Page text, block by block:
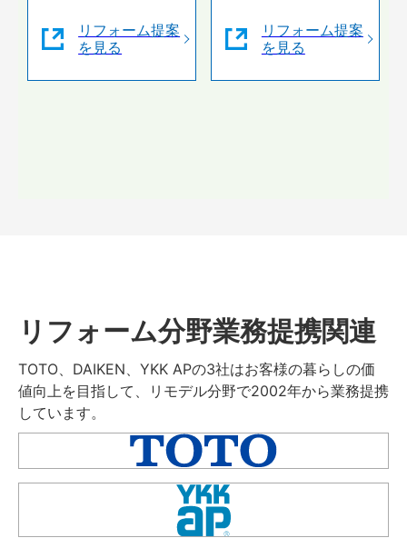
リフォーム提案
を見る
リフォーム提案
を見る
リフォーム分野業務提携関連
TOTO、DAIKEN、YKK APの3社はお客様の暮らしの価
値向上を目指して、リモデル分野で2002年から業務提携
しています。